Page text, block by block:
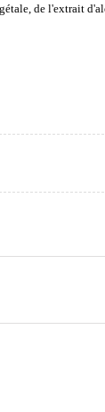
de l'extrait